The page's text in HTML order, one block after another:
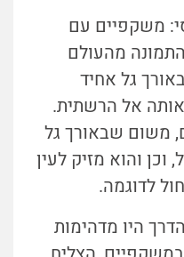
משקפיים עם
מהעולם
גל אחיד
אל הרשתית.
משום שבאורך גל
וכן והוא מזיק לעין
לדוגמה.
היו מדהימות